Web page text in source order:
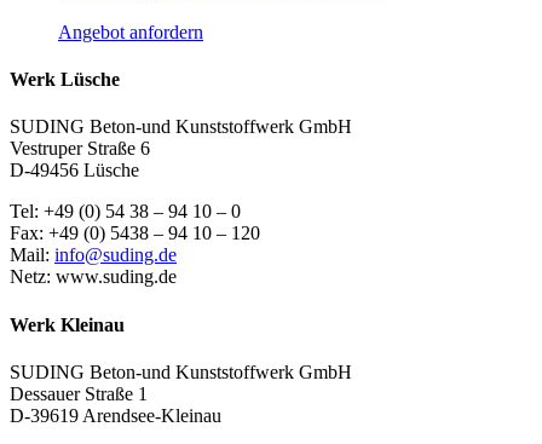
Angebot anfordern
Werk Lüsche
SUDING Beton-und Kunststoffwerk GmbH
Vestruper Straße 6
D-49456 Lüsche
Tel: +49 (0) 54 38 – 94 10 – 0
Fax: +49 (0) 5438 – 94 10 – 120
Mail: info@suding.de
Netz: www.suding.de
Werk Kleinau
SUDING Beton-und Kunststoffwerk GmbH
Dessauer Straße 1
D-39619 Arendsee-Kleinau